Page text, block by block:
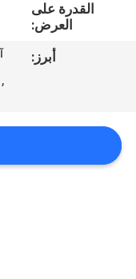
اقتباس
PRIVACY
POLICY
القدرة على
العرض:
أبرز:
,